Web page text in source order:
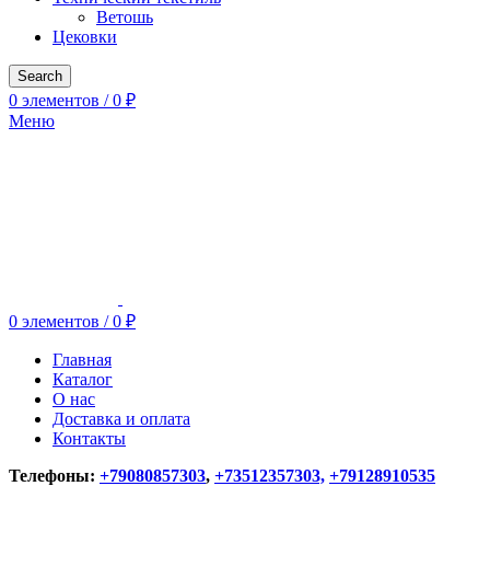
Ветошь
Цековки
Search
0 элементов / 0 ₽
Меню
0 элементов / 0 ₽
Главная
Каталог
О нас
Доставка и оплата
Контакты
Телефоны: +79080857303, +73512357303, +79128910535